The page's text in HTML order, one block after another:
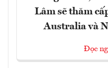
Lâm sẽ thăm
Australia và
Đọc